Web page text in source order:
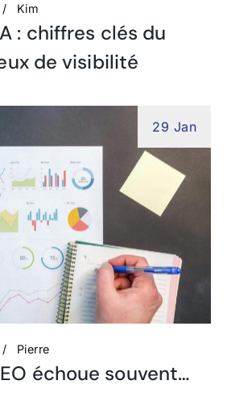
Kim
IA : chiffres clés du
de visibilité
29 Jan
Pierre
échoue souvent…